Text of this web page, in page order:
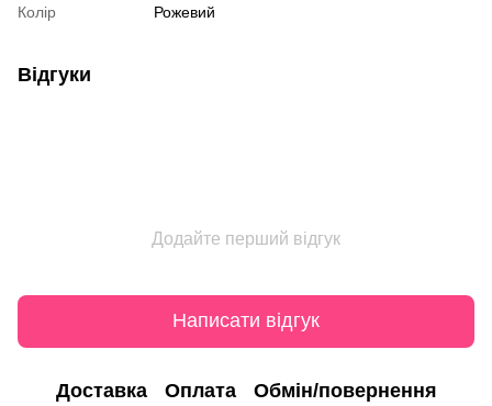
Колір
Рожевий
Відгуки
Додайте перший відгук
Написати відгук
Доставка Оплата Обмін/повернення